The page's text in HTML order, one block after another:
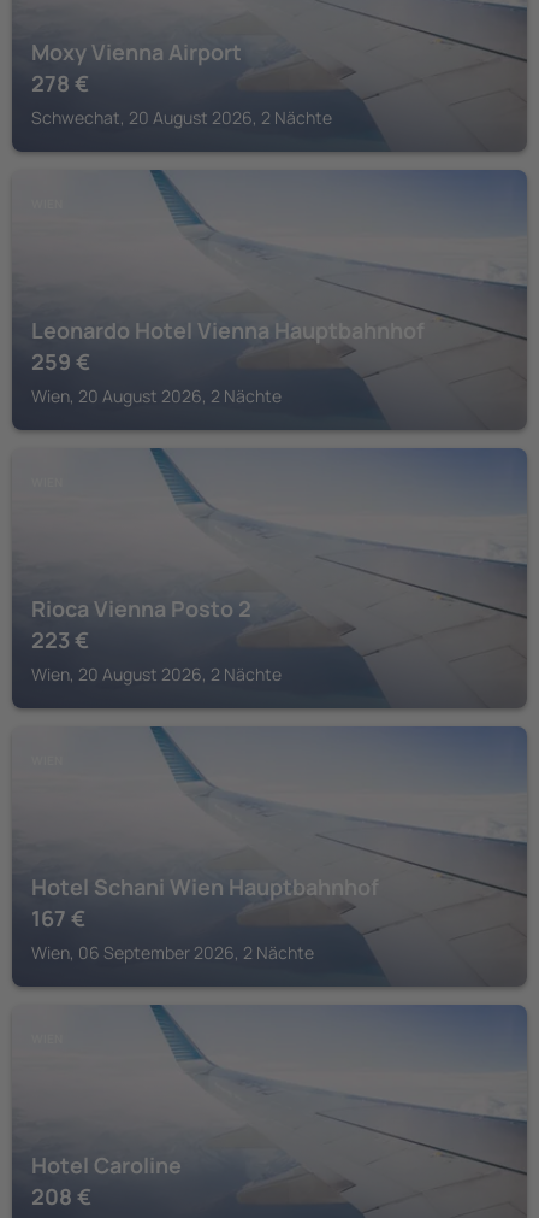
Moxy Vienna Airport
278 €
Schwechat, 20 August 2026, 2 Nächte
Leonardo Hotel Vienna Hauptbahnhof
259 €
Wien, 20 August 2026, 2 Nächte
Rioca Vienna Posto 2
223 €
Wien, 20 August 2026, 2 Nächte
Hotel Schani Wien Hauptbahnhof
167 €
Wien, 06 September 2026, 2 Nächte
Hotel Caroline
208 €